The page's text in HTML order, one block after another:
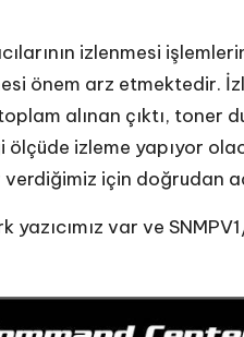
izlenmesi
önem arz etmektedir.
alınan çıktı, toner
izleme yapıyor
için doğrudan
yazıcımız var ve